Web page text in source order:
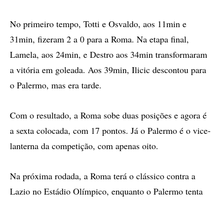
No primeiro tempo, Totti e Osvaldo, aos 11min e
31min, fizeram 2 a 0 para a Roma. Na etapa final,
Lamela, aos 24min, e Destro aos 34min transformaram
a vitória em goleada. Aos 39min, Ilicic descontou para
o Palermo, mas era tarde.
Com o resultado, a Roma sobe duas posições e agora é
a sexta colocada, com 17 pontos. Já o Palermo é o vice-
lanterna da competição, com apenas oito.
Na próxima rodada, a Roma terá o clássico contra a
Lazio no Estádio Olímpico, enquanto o Palermo tenta